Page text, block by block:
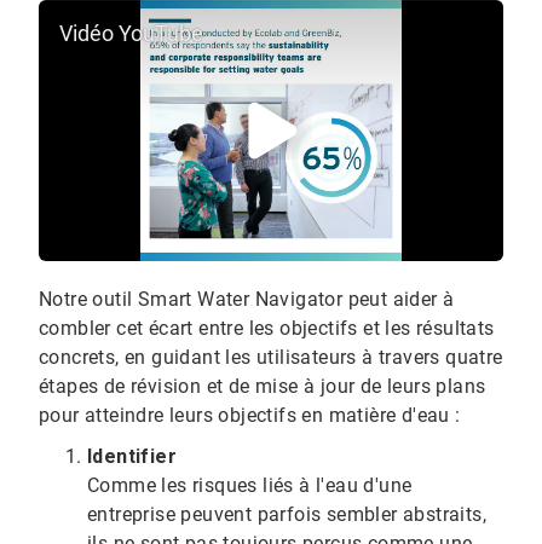
Vidéo YouTube
Notre outil Smart Water Navigator peut aider à
combler cet écart entre les objectifs et les résultats
concrets, en guidant les utilisateurs à travers quatre
étapes de révision et de mise à jour de leurs plans
pour atteindre leurs objectifs en matière d'eau :​​​​​​​
Identifier
Comme les risques liés à l'eau d'une
entreprise peuvent parfois sembler abstraits,